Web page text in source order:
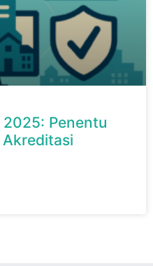
2025: Penentu